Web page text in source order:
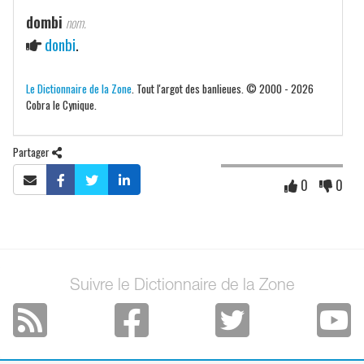
dombi nom.
donbi.
Le Dictionnaire de la Zone . Tout l'argot des banlieues. © 2000 - 2026
Cobra le Cynique.
Partager
0 0
Suivre le Dictionnaire de la Zone